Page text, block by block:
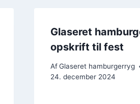
Glaseret
opskrift til fest
Af Glaseret hamburgerryg
24. december 2024